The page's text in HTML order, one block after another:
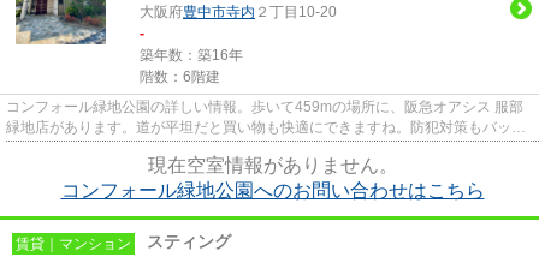
大阪府豊中市寺内 ２丁目10-20
-
築年数：築16年
階数：6階建
コンフォール緑地公園の詳しい情報。歩いて459mの場所に、阪急オアシス 服部
緑地店があります。道が平坦だと買い物も快適にできますね。防犯対策もバッチ
現在空室情報がありません。
コンフォール緑地公園へのお問い合わせはこちら
賃貸｜マンション スティング